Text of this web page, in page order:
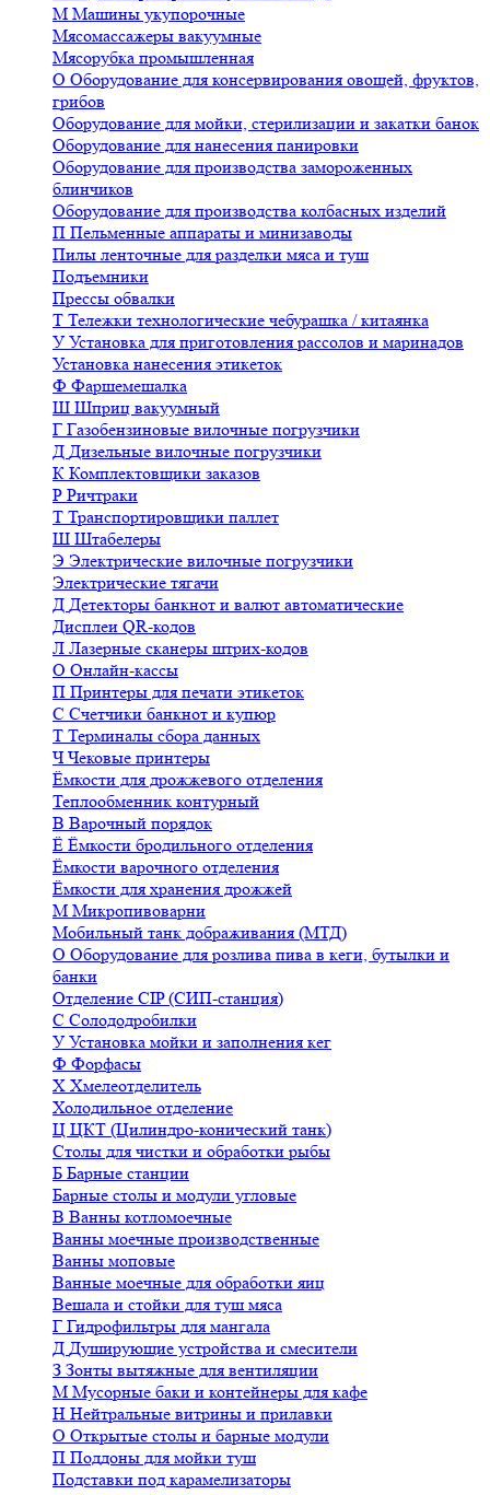
М Машины укупорочные
Мясомассажеры вакуумные
Мясорубка промышленная
О Оборудование для консервирования овощей, фруктов,
грибов
Оборудование для мойки, стерилизации и закатки банок
Оборудование для нанесения панировки
Оборудование для производства замороженных
блинчиков
Оборудование для производства колбасных изделий
П Пельменные аппараты и минизаводы
Пилы ленточные для разделки мяса и туш
Подъемники
Прессы обвалки
Т Тележки технологические чебурашка / китаянка
У Установка для приготовления рассолов и маринадов
Установка нанесения этикеток
Ф Фаршемешалка
Ш Шприц вакуумный
Г Газобензиновые вилочные погрузчики
Д Дизельные вилочные погрузчики
К Комплектовщики заказов
Р Ричтраки
Т Транспортировщики паллет
Ш Штабелеры
Э Электрические вилочные погрузчики
Электрические тягачи
Д Детекторы банкнот и валют автоматические
Дисплеи QR-кодов
Л Лазерные сканеры штрих-кодов
О Онлайн-кассы
П Принтеры для печати этикеток
С Счетчики банкнот и купюр
Т Терминалы сбора данных
ЧЧековые принтеры
Ёмкости для дрожжевого отделения
Теплообменник контурный
В Варочный порядок
Ё Ёмкости бродильного отделения
Ёмкости варочного отделения
Ёмкости для хранения дрожжей
М Микропивоварни
Мобильный танк дображивания (МТД)
О Оборудование для розлива пива в кеги, бутылки и
банки
Отделение CIP (СИП-станция)
С Солододробилки
У Установка мойки и заполнения кег
Ф Форфасы
Х Хмелеотделитель
Холодильное отделение
Ц ЦКТ (Цилиндро-конический танк)
Столы для чистки и обработки рыбы
Б Барные станции
Барные столы и модули угловые
В Ванны котломоечные
Ванны моечные производственные
Ванны моповые
Ванные моечные для обработки яиц
Вешала и стойки для туш мяса
Г Гидрофильтры для мангала
Д Душирующие устройства и смесители
З Зонты вытяжные для вентиляции
М Мусорные баки и контейнеры для кафе
Н Нейтральные витрины и прилавки
О Открытые столы и барные модули
П Поддоны для мойки туш
Подставки под карамелизаторы